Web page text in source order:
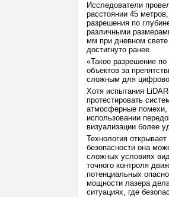
Исследователи
расстоянии 45
разрешения по
различными
мм при дневном
достигнуто ранее.
«Такое разрешение
объектов за
сложным для
Хотя испытания
протестировать
атмосферные помехи,
использовании
визуализации более
Технология
безопасности она
сложных условиях
точного контроля
потенциальных
мощности лазера
ситуациях, где